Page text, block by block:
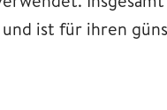
ist für ihren